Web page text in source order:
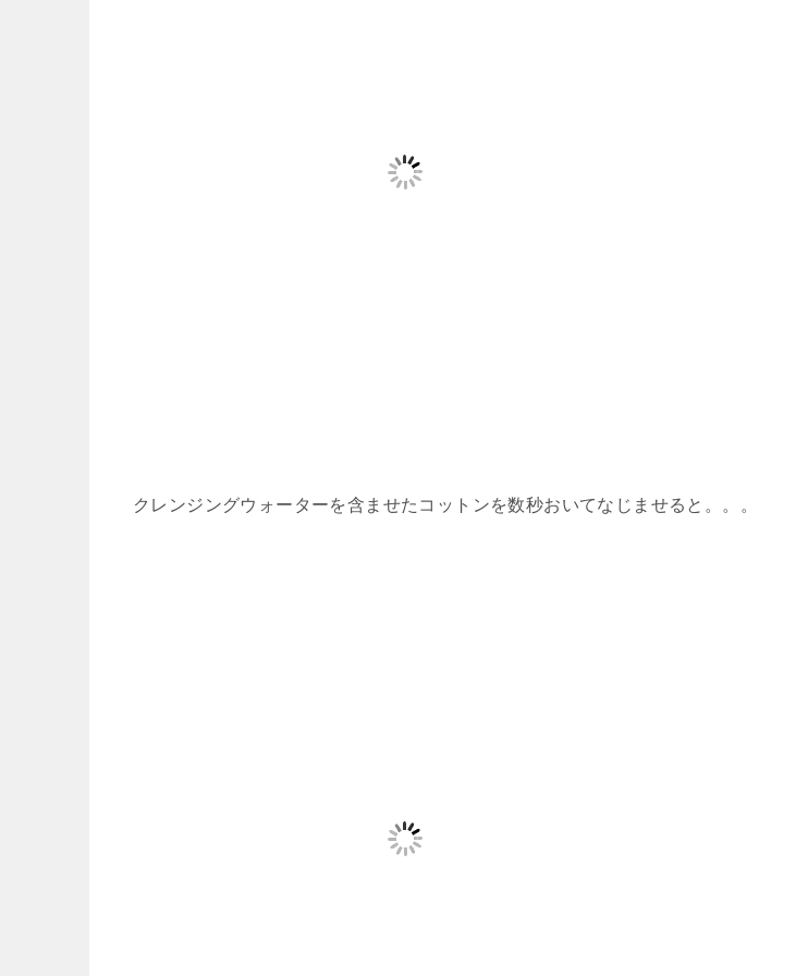
クレンジングウォーターを含ませたコットンを数秒おいてなじませると。。。